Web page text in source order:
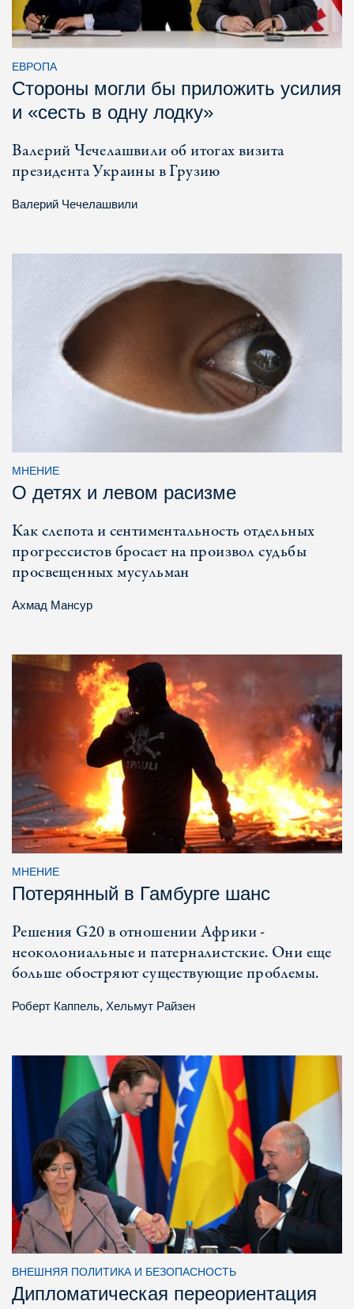
ЕВРОПА
Стороны могли бы приложить усилия
и «сесть в одну лодку»
Валерий Чечелашвили об итогах визита
президента Украины в Грузию
Валерий Чечелашвили
МНЕНИЕ
О детях и левом расизме
Как слепота и сентиментальность отдельных
прогрессистов бросает на произвол судьбы
просвещенных мусульман
Ахмад Мансур
МНЕНИЕ
Потерянный в Гамбурге шанс
Решения G20 в отношении Африки -
неоколониальные и патерналистские. Они еще
больше обостряют существующие проблемы.
Роберт Каппель, Хельмут Райзен
ВНЕШНЯЯ ПОЛИТИКА И БЕЗОПАСНОСТЬ
Дипломатическая переориентация